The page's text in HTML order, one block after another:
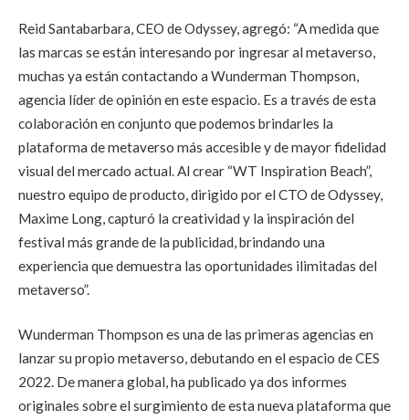
Reid Santabarbara, CEO de Odyssey, agregó: “A medida que
las marcas se están interesando por ingresar al metaverso,
muchas ya están contactando a Wunderman Thompson,
agencia líder de opinión en este espacio. Es a través de esta
colaboración en conjunto que podemos brindarles la
plataforma de metaverso más accesible y de mayor fidelidad
visual del mercado actual. Al crear “WT Inspiration Beach”,
nuestro equipo de producto, dirigido por el CTO de Odyssey,
Maxime Long, capturó la creatividad y la inspiración del
festival más grande de la publicidad, brindando una
experiencia que demuestra las oportunidades ilimitadas del
metaverso”.
Wunderman Thompson es una de las primeras agencias en
lanzar su propio metaverso, debutando en el espacio de CES
2022. De manera global, ha publicado ya dos informes
originales sobre el surgimiento de esta nueva plataforma que